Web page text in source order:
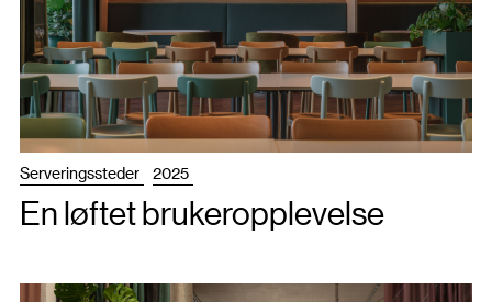
Serveringssteder 2025
En løftet brukeropplevelse